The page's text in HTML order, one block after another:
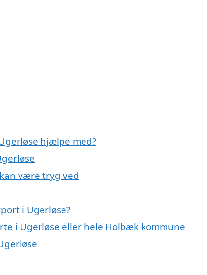
hjælpe med?
være tryg ved
i Ugerløse?
i Ugerløse eller hele Holbæk kommune